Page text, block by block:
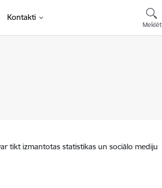
Kontakti
Meklēt
tikt izmantotas statistikas un sociālo mediju